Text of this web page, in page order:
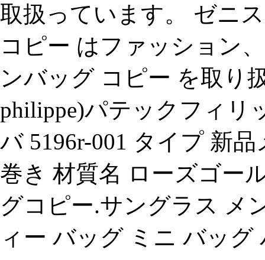
取扱っています。 ゼニ
コピー はファッション
ンバッグ コピー を取り
philippe)パテックフィリ
バ 5196r-001 タイプ 新
巻き 材質名 ローズゴー
グコピー.サングラス メ
ィー バッグ ミニ バッ